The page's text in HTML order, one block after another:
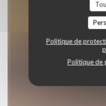
Politique de
Politique de